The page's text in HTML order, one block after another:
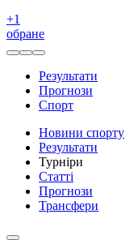
+1
обране
Результати
Прогнози
Спорт
Новини спорту
Результати
Турніри
Статті
Прогнози
Трансфери